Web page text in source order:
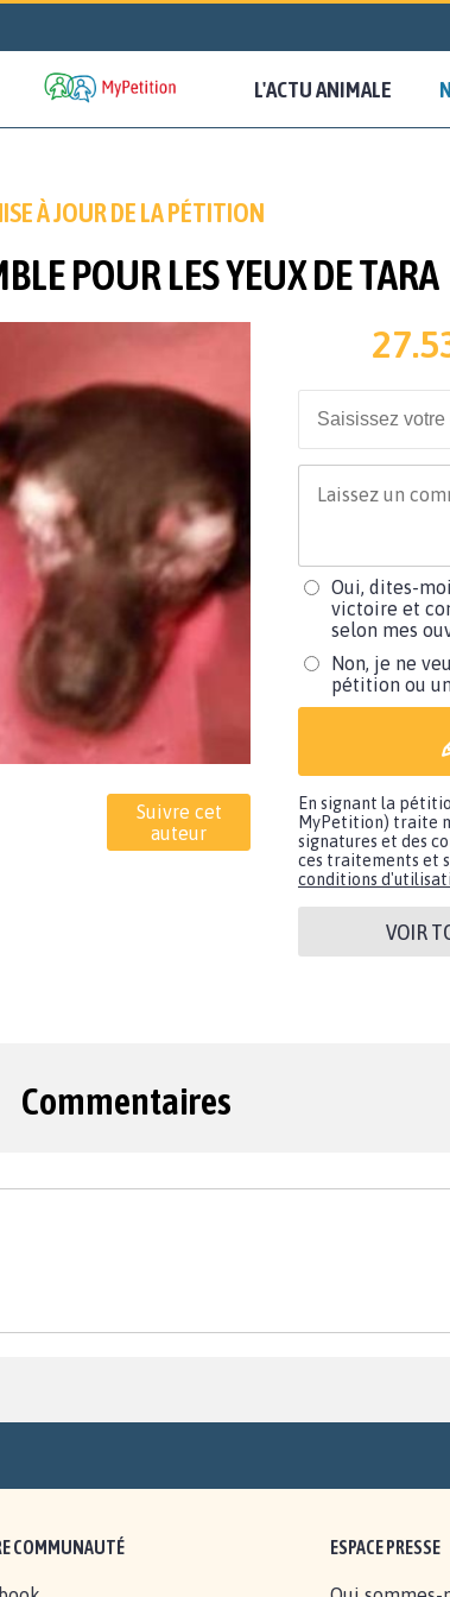
L'ACTU ANIMALE
À JOUR DE LA PÉTITION
POUR LES YEUX DE TARA
Suivre cet
auteur
Oui, dites-
victoire et
selon mes
Non, je ne
pétition ou
En signant la
MyPetition) traite
signatures et des
ces traitements et
conditions
VOIR
Commentaires
COMMUNAUTÉ ESPACE PRESSE